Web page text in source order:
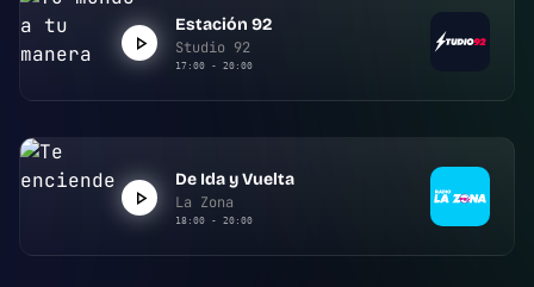
Estación 92
Studio 92
17:00 - 20:00
De Ida y Vuelta
La Zona
18:00 - 20:00